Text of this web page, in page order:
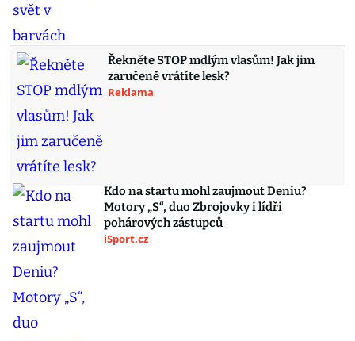
Řekněte STOP mdlým vlasům! Jak jim
zaručeně vrátíte lesk?
Reklama
Kdo na startu mohl zaujmout Deniu?
Motory „S“, duo Zbrojovky i lídři
pohárových zástupců
iSport.cz